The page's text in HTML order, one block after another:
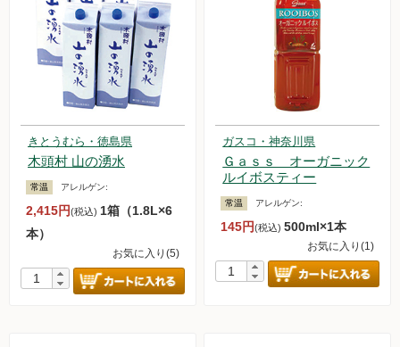
きとうむら・徳島県
木頭村 山の湧水
常温 アレルゲン:
2,415円(税込) 1箱（1.8L×6
本）
お気に入り(5)
ガスコ・神奈川県
Ｇａｓｓ オーガニック
ルイボスティー
常温 アレルゲン:
145円(税込)500ml×1本
お気に入り(1)